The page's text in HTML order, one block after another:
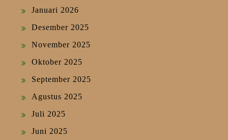
Januari 2026
Desember 2025
November 2025
Oktober 2025
September 2025
Agustus 2025
Juli 2025
Juni 2025